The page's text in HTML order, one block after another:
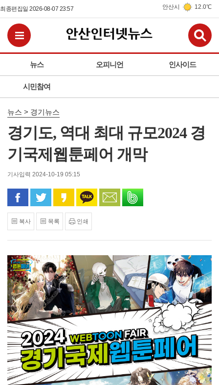
최종편집일 2026-08-07 23:57 안산시 12.0℃
뉴스 오피니언 인사이드
시민참여
전체메뉴보기
뉴스 > 경기뉴스
경기도, 역대 최대 규모2024 경
기국제웹툰페어 개막
기사입력 2024-10-19 05:15
페이스북으로 공유
트위터로 공유카카오 스토리로 공유
카카오톡으로 공유
문자로 공유
복사 목록 인쇄